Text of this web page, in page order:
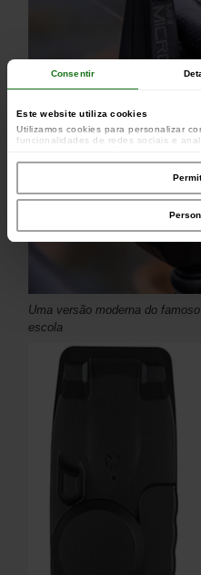
Consentir
Este website utiliza cookies
Utilizamos cookies para personalizar
funcionalidades de redes sociais e
parceiros de redes sociais, de
com outras informações que lhes
sua utilização dos respetivos serviços.
Uma versão moderna do
escola